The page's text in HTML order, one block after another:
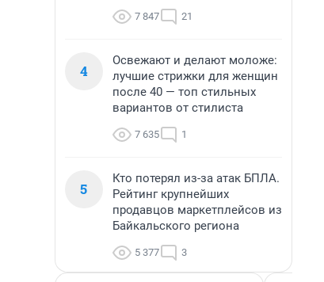
7 847 21
4
Освежают и делают моложе:
лучшие стрижки для женщин
после 40 — топ стильных
вариантов от стилиста
7 635 1
5
Кто потерял из-за атак БПЛА.
Рейтинг крупнейших
продавцов маркетплейсов из
Байкальского региона
5 377 3